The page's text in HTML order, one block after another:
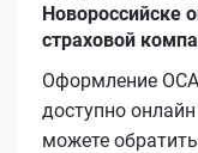
Новороссийске
страховой
Оформление
доступно
можете